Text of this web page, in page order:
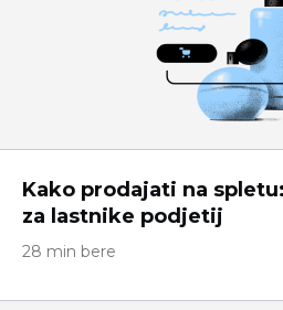
Kako prodajati na
za lastnike podjetij
28 min bere